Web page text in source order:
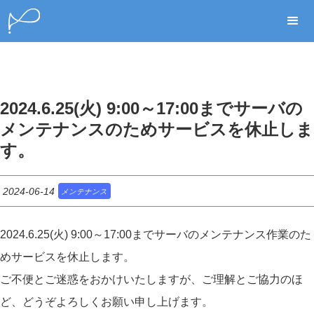
2024.6.25(火) 9:00～17:00までサーバの
メンテナンスのためサービスを休止しま
す。
2024-06-14 メンテナンス
2024.6.25(火) 9:00～17:00までサーバのメンテナンス作業のた
めサービスを休止します。
ご不便とご迷惑をおかけいたしますが、ご理解とご協力のほ
ど、どうぞよろしくお願い申し上げます。